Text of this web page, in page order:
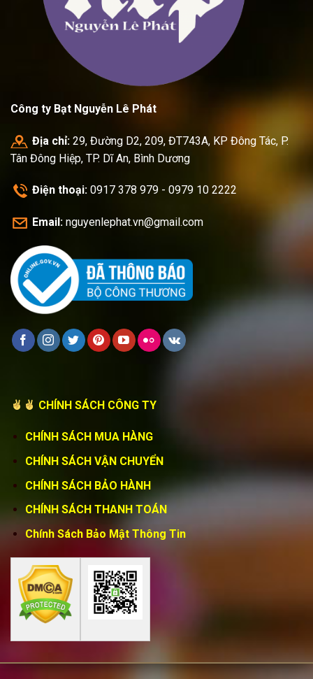
Công ty Bạt Nguyễn Lê Phát
Địa chỉ: 29, Đường D2, 209, ĐT743A, KP Đông Tác, P.
Tân Đông Hiệp, TP. Dĩ An, Bình Dương
Điện thoại: 0917 378 979 - 0979 10 2222
Email: nguyenlephat.vn@gmail.com
CHÍNH SÁCH CÔNG TY
CHÍNH SÁCH MUA HÀNG
CHÍNH SÁCH VẬN CHUYỂN
CHÍNH SÁCH BẢO HÀNH
CHÍNH SÁCH THANH TOÁN
Chính Sách Bảo Mật Thông Tin